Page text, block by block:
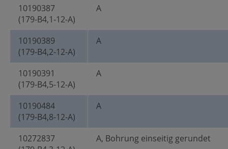
10190387
(179-B4,1-12-A)
A
10190389
(179-B4,2-12-A)
A
10190391
(179-B4,5-12-A)
A
10190484
(179-B4,8-12-A)
A
10272837
A, Bohrung einseitig gerundet